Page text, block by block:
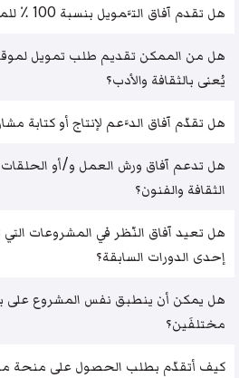
هل تقدم آفاق التَّمويل بنسبة 100 ٪ للمشاريع؟
هل من الممكن تقديم طلب تمويل
يُعنى بالثقافة والأدب؟
هل تقدّم آفاق الدَّعم لإنتاج أو كتابة
هل تدعم آفاق ورش العمل و/أو
الثقافة والفنون؟
هل تعيد آفاق النّظر في المشروعات
إحدى الدورات السابقة؟
هل يمكن أن ينطبق نفس المشروع على
مختلفَين؟
كيف أتقدّم بطلب الحصول على منحة